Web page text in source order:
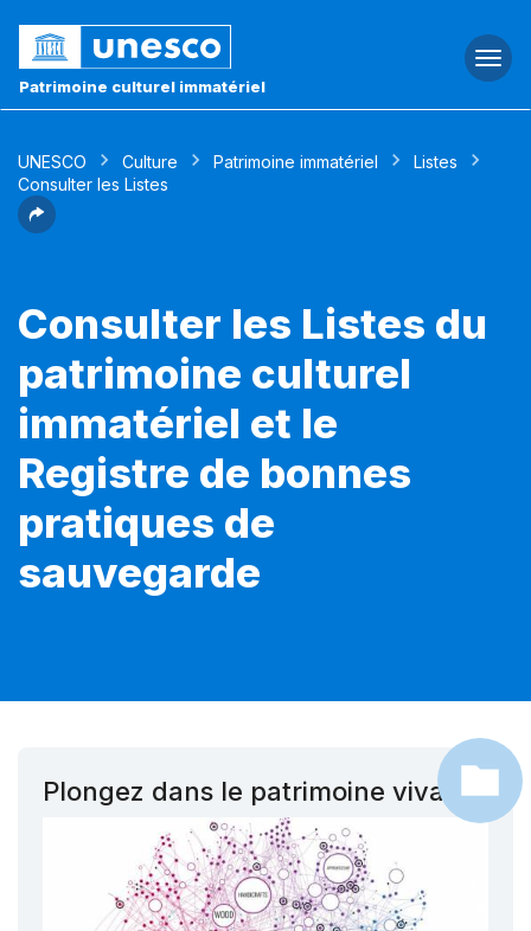
Patrimoine culturel immatériel
UNESCO Culture Patrimoine immatériel
Listes
Consulter les Listes
Consulter les Listes du
patrimoine culturel
immatériel et le
Registre de bonnes
pratiques de
sauvegarde
Plongez dans le patrimoine vivant !